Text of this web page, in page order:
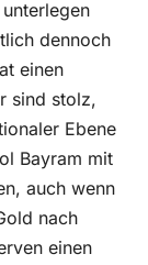
dennoch
einen
sind stolz,
Ebene
Bayram mit
auch wenn
nach
einen